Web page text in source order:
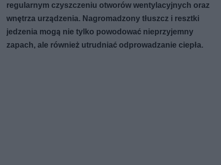
regularnym czyszczeniu otworów wentylacyjnych oraz
wnętrza urządzenia. Nagromadzony tłuszcz i resztki
jedzenia mogą nie tylko powodować nieprzyjemny
zapach, ale również utrudniać odprowadzanie ciepła.